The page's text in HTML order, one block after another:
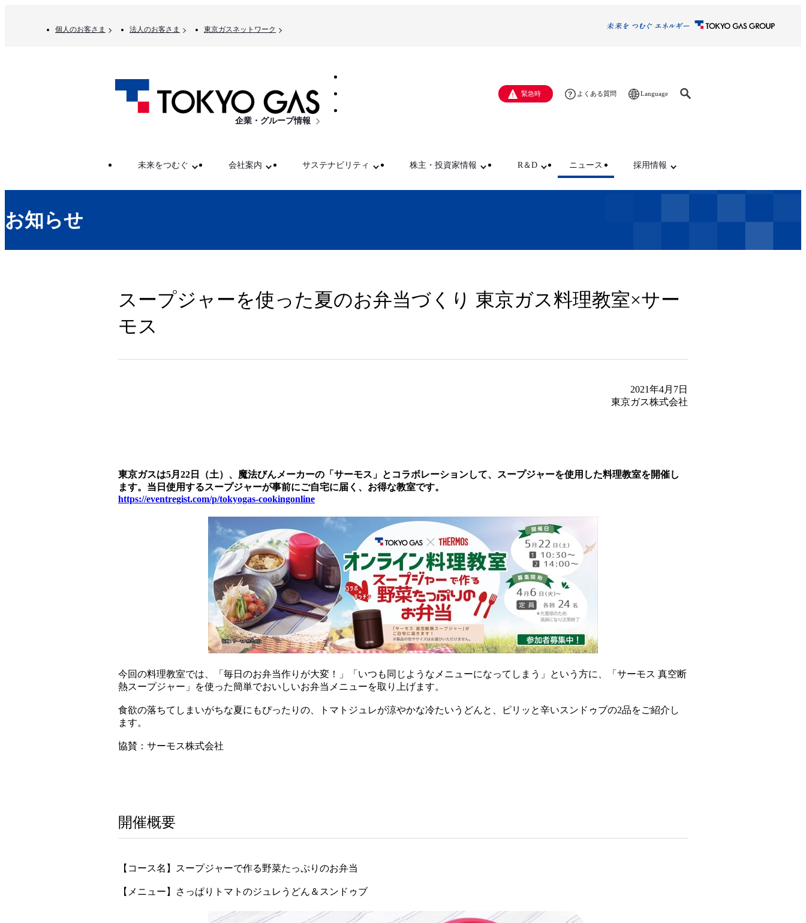
個人のお客さま 法人のお客さま 東京ガスネットワーク
企業・グループ情報
緊急時 よくある質問 Language
未来をつむぐ 会社案内 サステナビリティ 株主・投資家情報 R＆D ニュース 採用情報
お知らせ
スープジャーを使った夏のお弁当づくり 東京ガス料理教室×サー
モス
2021年4月7日
東京ガス株式会社
東京ガスは5月22日（土）、魔法びんメーカーの「サーモス」とコラボレーションして、スープジャーを使用した料理教室を開催し
ます。当日使用するスープジャーが事前にご自宅に届く、お得な教室です。
https://eventregist.com/p/tokyogas-cookingonline
今回の料理教室では、「毎日のお弁当作りが大変！」「いつも同じようなメニューになってしまう」という方に、「サーモス 真空断
熱スープジャー」を使った簡単でおいしいお弁当メニューを取り上げます。
食欲の落ちてしまいがちな夏にもぴったりの、トマトジュレが涼やかな冷たいうどんと、ピリッと辛いスンドゥブの2品をご紹介し
ます。
協賛：サーモス株式会社
開催概要
【コース名】スープジャーで作る野菜たっぷりのお弁当
【メニュー】さっぱりトマトのジュレうどん＆スンドゥブ